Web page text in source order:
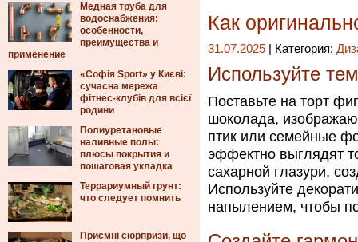
Медная труба для
водоснабжения:
особенности,
преимущества и
применение
«Софія Sport» у Києві:
сучасна мережа
фітнес-клубів для всієї
родини
Полиуретановые
наливные полы:
плюсы покрытия и
пошаговая укладка
Террариумный грунт:
что следует помнить
Приємні сюрпризи, що
Как
31.07.2025 | Категория:
Используйте
Поставьте на торт
шоколада,
птик или семейные
эффектно выглядят
сахарной глазури,
Используйте
напылением, чтобы